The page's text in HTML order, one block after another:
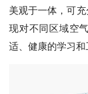
美观于一体，可
现对不同区域空
适、健康的学习和